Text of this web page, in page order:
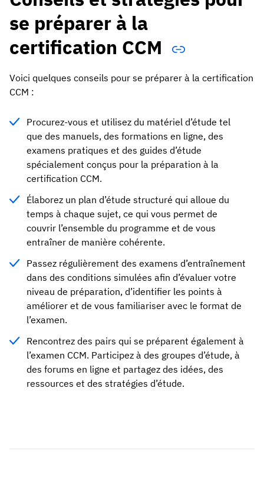
se préparer à la
certification CCM
Voici quelques conseils pour se préparer à la certification
CCM :
Procurez-vous et utilisez du matériel d’étude tel
que des manuels, des formations en ligne, des
examens pratiques et des guides d’étude
spécialement conçus pour la préparation à la
certification CCM.
Élaborez un plan d’étude structuré qui alloue du
temps à chaque sujet, ce qui vous permet de
couvrir l’ensemble du programme et de vous
entraîner de manière cohérente.
Passez régulièrement des examens d’entraînement
dans des conditions simulées afin d’évaluer votre
niveau de préparation, d’identifier les points à
améliorer et de vous familiariser avec le format de
l’examen.
Rencontrez des pairs qui se préparent également à
l’examen CCM. Participez à des groupes d’étude, à
des forums en ligne et partagez des idées, des
ressources et des stratégies d’étude.